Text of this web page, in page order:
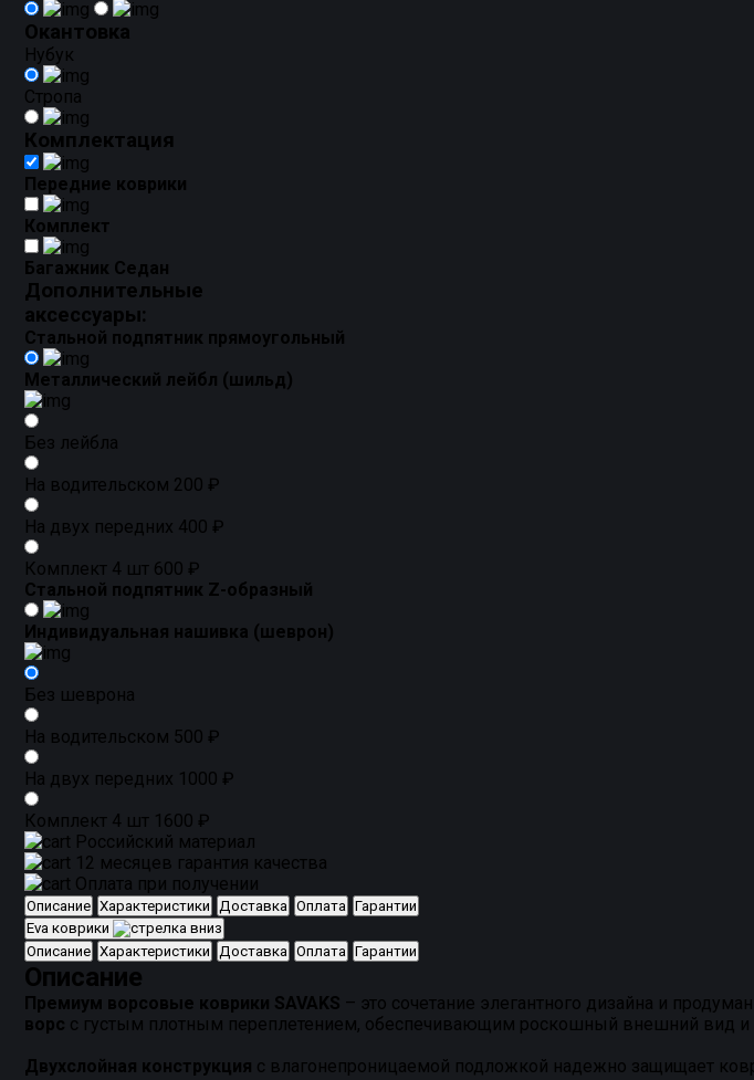
Окантовка
Нубук
Стропа
Комплектация
Передние коврики
Комплект
Багажник Седан
Дополнительные
аксессуары:
Стальной подпятник прямоугольный
Металлический лейбл (шильд)
Без лейбла
На водительском 200 ₽
На двух передних 400 ₽
Комплект 4 шт 600 ₽
Стальной подпятник Z-образный
Индивидуальная нашивка (шеврон)
Без шеврона
На водительском 500 ₽
На двух передних 1000 ₽
Комплект 4 шт 1600 ₽
Российский материал
12 месяцев гарантия качества
Оплата при получении
Описание Характеристики Доставка Оплата Гарантии
Eva коврики
Описание Характеристики Доставка Оплата Гарантии
Описание
Премиум ворсовые коврики SAVAKS – это сочетание элегантного дизайна и
ворс с густым плотным переплетением, обеспечивающим роскошный внешний вид и
Двухслойная конструкция с влагонепроницаемой подложкой надежно защищает